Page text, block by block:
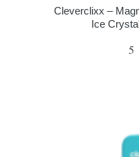
Cleverclixx –
Ice
5